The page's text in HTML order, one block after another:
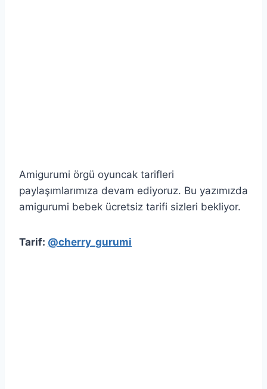
Amigurumi örgü oyuncak tarifleri
paylaşımlarımıza devam ediyoruz. Bu yazımızda
amigurumi bebek ücretsiz tarifi sizleri bekliyor.
Tarif: @cherry_gurumi